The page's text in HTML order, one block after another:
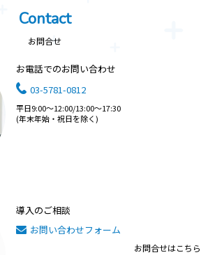
お問合せはこちら
Contact
お問合せ
お電話でのお問い合わせ
03-5781-0812
平日9:00～12:00/13:00～17:30
(年末年始・祝日を除く)
導入のご相談
お問い合わせフォーム